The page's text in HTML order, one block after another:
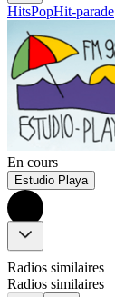
HitsPopHit-parade
En cours
Estudio Playa
Radios similaires
Radios similaires